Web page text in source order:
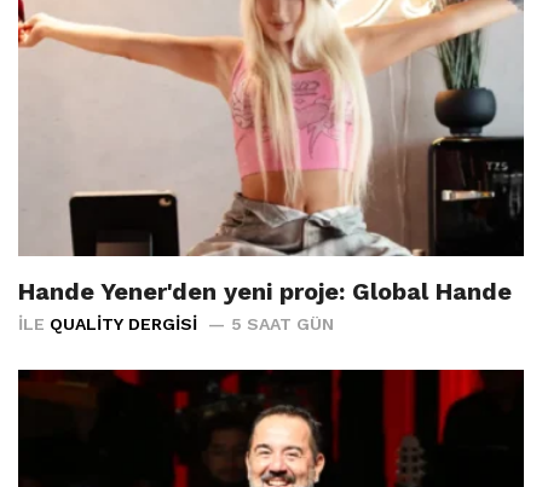
Hande Yener'den yeni proje: Global Hande
İLE QUALITY DERGISI 5 SAAT GÜN